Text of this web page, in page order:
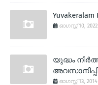
Yuvakeralam
ഓഗസ്റ്റ് 10, 2022
യുദ്ധം
ഓഗസ്റ്റ് 13, 2014